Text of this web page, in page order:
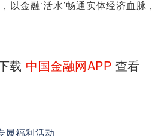
以金融‘活水’畅通实体经济血脉
载 中国金融网APP 查看
属福利活动